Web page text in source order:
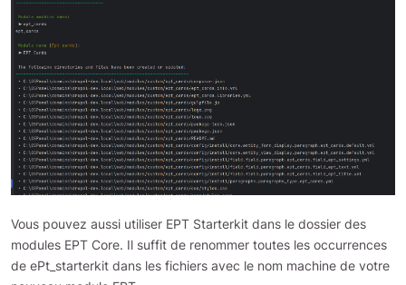
Vous pouvez aussi utiliser EPT Starterkit dans le dossier des
modules EPT Core. Il suffit de renommer toutes les occurrences
de ePt_starterkit dans les fichiers avec le nom machine de votre